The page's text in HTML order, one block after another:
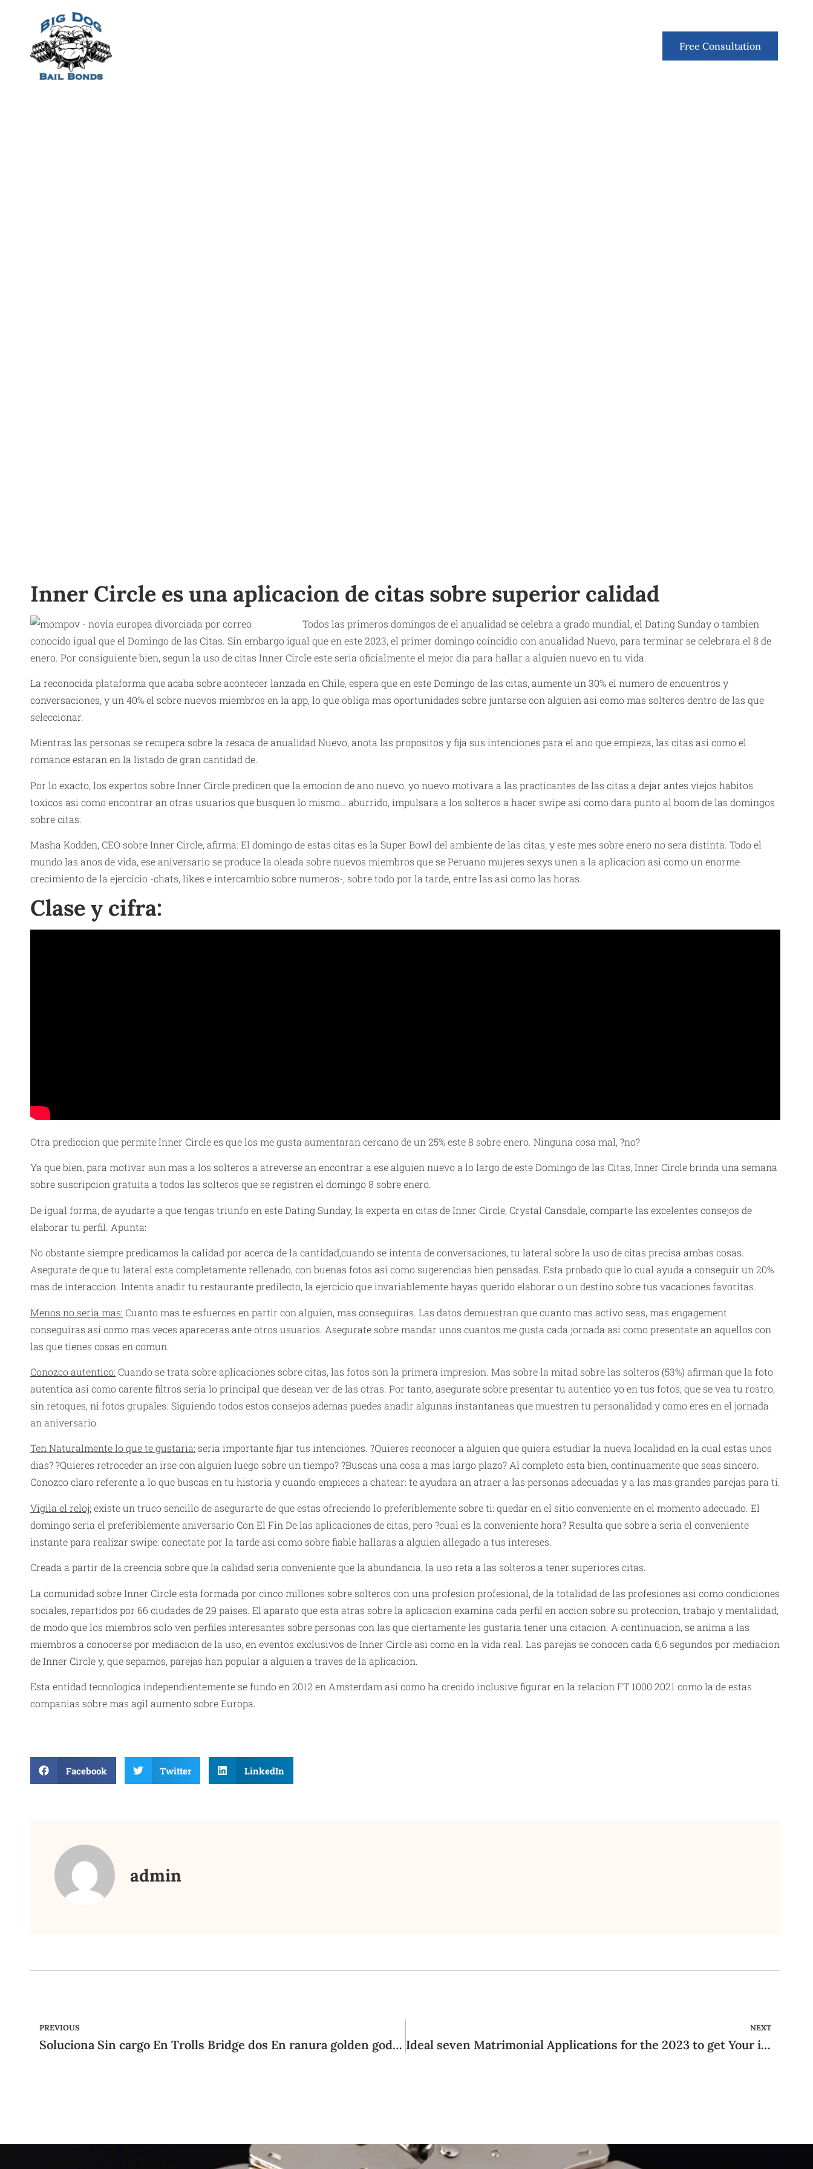
Free Consultation
Inner Circle es una aplicacion de citas sobre superior calidad
Todos las primeros domingos de el anualidad se celebra a grado mundial, el Dating Sunday o tambien
conocido igual que el Domingo de las Citas. Sin embargo igual que en este 2023, el primer domingo coincidio con anualidad Nuevo, para terminar se celebrara el 8 de
enero. Por consiguiente bien, segun la uso de citas Inner Circle este seria oficialmente el mejor dia para hallar a alguien nuevo en tu vida.
La reconocida plataforma que acaba sobre acontecer lanzada en Chile, espera que en este Domingo de las citas, aumente un 30% el numero de encuentros y
conversaciones, y un 40% el sobre nuevos miembros en la app, lo que obliga mas oportunidades sobre juntarse con alguien asi como mas solteros dentro de las que
seleccionar.
Mientras las personas se recupera sobre la resaca de anualidad Nuevo, anota las propositos y fija sus intenciones para el ano que empieza, las citas asi como el
romance estaran en la listado de gran cantidad de.
Por lo exacto, los expertos sobre Inner Circle predicen que la emocion de ano nuevo, yo nuevo motivara a las practicantes de las citas a dejar antes viejos habitos
toxicos asi como encontrar an otras usuarios que busquen lo mismo… aburrido, impulsara a los solteros a hacer swipe asi como dara punto al boom de las domingos
sobre citas.
Masha Kodden, CEO sobre Inner Circle, afirma: El domingo de estas citas es la Super Bowl del ambiente de las citas, y este mes sobre enero no sera distinta. Todo el
mundo las anos de vida, ese aniversario se produce la oleada sobre nuevos miembros que sePeruano mujeres sexys unen a la aplicacion asi como un enorme
crecimiento de la ejercicio -chats, likes e intercambio sobre numeros-, sobre todo por la tarde, entre las asi como las horas.
Clase y cifra:
Otra prediccion que permite Inner Circle es que los me gusta aumentaran cercano de un 25% este 8 sobre enero. Ninguna cosa mal, ?no?
Ya que bien, para motivar aun mas a los solteros a atreverse an encontrar a ese alguien nuevo a lo largo de este Domingo de las Citas, Inner Circle brinda una semana
sobre suscripcion gratuita a todos las solteros que se registren el domingo 8 sobre enero.
De igual forma, de ayudarte a que tengas triunfo en este Dating Sunday, la experta en citas de Inner Circle, Crystal Cansdale, comparte las excelentes consejos de
elaborar tu perfil. Apunta:
No obstante siempre predicamos la calidad por acerca de la cantidad,cuando se intenta de conversaciones, tu lateral sobre la uso de citas precisa ambas cosas.
Asegurate de que tu lateral esta completamente rellenado, con buenas fotos asi como sugerencias bien pensadas. Esta probado que lo cual ayuda a conseguir un 20%
mas de interaccion. Intenta anadir tu restaurante predilecto, la ejercicio que invariablemente hayas querido elaborar o un destino sobre tus vacaciones favoritas.
Menos no seria mas: Cuanto mas te esfuerces en partir con alguien, mas conseguiras. Las datos demuestran que cuanto mas activo seas, mas engagement
conseguiras asi como mas veces apareceras ante otros usuarios. Asegurate sobre mandar unos cuantos me gusta cada jornada asi como presentate an aquellos con
las que tienes cosas en comun.
Conozco autentico: Cuando se trata sobre aplicaciones sobre citas, las fotos son la primera impresion. Mas sobre la mitad sobre las solteros (53%) afirman que la foto
autentica asi como carente filtros seria lo principal que desean ver de las otras. Por tanto, asegurate sobre presentar tu autentico yo en tus fotos; que se vea tu rostro,
sin retoques, ni fotos grupales. Siguiendo todos estos consejos ademas puedes anadir algunas instantaneas que muestren tu personalidad y como eres en el jornada
an aniversario.
Ten Naturalmente lo que te gustaria: seria importante fijar tus intenciones. ?Quieres reconocer a alguien que quiera estudiar la nueva localidad en la cual estas unos
dias? ?Quieres retroceder an irse con alguien luego sobre un tiempo? ?Buscas una cosa a mas largo plazo? Al completo esta bien, continuamente que seas sincero.
Conozco claro referente a lo que buscas en tu historia y cuando empieces a chatear: te ayudara an atraer a las personas adecuadas y a las mas grandes parejas para ti.
Vigila el reloj: existe un truco sencillo de asegurarte de que estas ofreciendo lo preferiblemente sobre ti: quedar en el sitio conveniente en el momento adecuado. El
domingo seria el preferiblemente aniversario Con El Fin De las aplicaciones de citas, pero ?cual es la conveniente hora? Resulta que sobre a seria el conveniente
instante para realizar swipe: conectate por la tarde asi como sobre fiable hallaras a alguien allegado a tus intereses.
Creada a partir de la creencia sobre que la calidad seria conveniente que la abundancia, la uso reta a las solteros a tener superiores citas.
La comunidad sobre Inner Circle esta formada por cinco millones sobre solteros con una profesion profesional, de la totalidad de las profesiones asi como condiciones
sociales, repartidos por 66 ciudades de 29 paises. El aparato que esta atras sobre la aplicacion examina cada perfil en accion sobre su proteccion, trabajo y mentalidad,
de modo que los miembros solo ven perfiles interesantes sobre personas con las que ciertamente les gustaria tener una citacion. A continuacion, se anima a las
miembros a conocerse por mediacion de la uso, en eventos exclusivos de Inner Circle asi como en la vida real. Las parejas se conocen cada 6,6 segundos por mediacion
de Inner Circle y, que sepamos, parejas han popular a alguien a traves de la aplicacion.
Esta entidad tecnologica independientemente se fundo en 2012 en Amsterdam asi como ha crecido inclusive figurar en la relacion FT 1000 2021 como la de estas
companias sobre mas agil aumento sobre Europa.
Facebook Twitter LinkedIn
admin
PREVIOUS
Soluciona Sin cargo En Trolls Bridge dos En ranura golden goddess Manera Demo GCT Education itslearning LMS
NEXT
Ideal seven Matrimonial Applications for the 2023 to get Your ideal Lifetime Spouse